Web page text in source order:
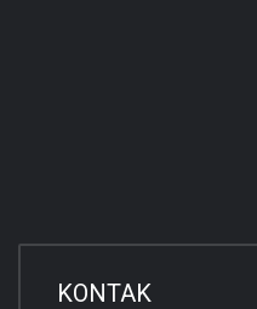
KONTAK